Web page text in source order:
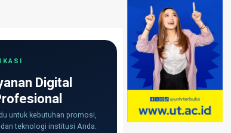
Digital
untuk kebutuhan promosi,
teknologi institusi Anda.